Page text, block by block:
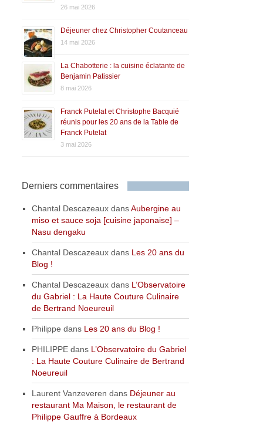
26 mai 2026
Déjeuner chez Christopher Coutanceau
14 mai 2026
La Chabotterie : la cuisine éclatante de
Benjamin Patissier
8 mai 2026
Franck Putelat et Christophe Bacquié
réunis pour les 20 ans de la Table de
Franck Putelat
3 mai 2026
Derniers commentaires
Chantal Descazeaux dansAubergine au
miso et sauce soja [cuisine japonaise] –
Nasu dengaku
Chantal Descazeaux dans Les 20 ans du
Blog !
Chantal Descazeaux dans L’Observatoire
du Gabriel : La Haute Couture Culinaire
de Bertrand Noeureuil
Philippe dans Les 20 ans du Blog !
PHILIPPE dans L’Observatoire du Gabriel
: La Haute Couture Culinaire de Bertrand
Noeureuil
Laurent Vanzeveren dans Déjeuner au
restaurant Ma Maison, le restaurant de
Philippe Gauffre à Bordeaux